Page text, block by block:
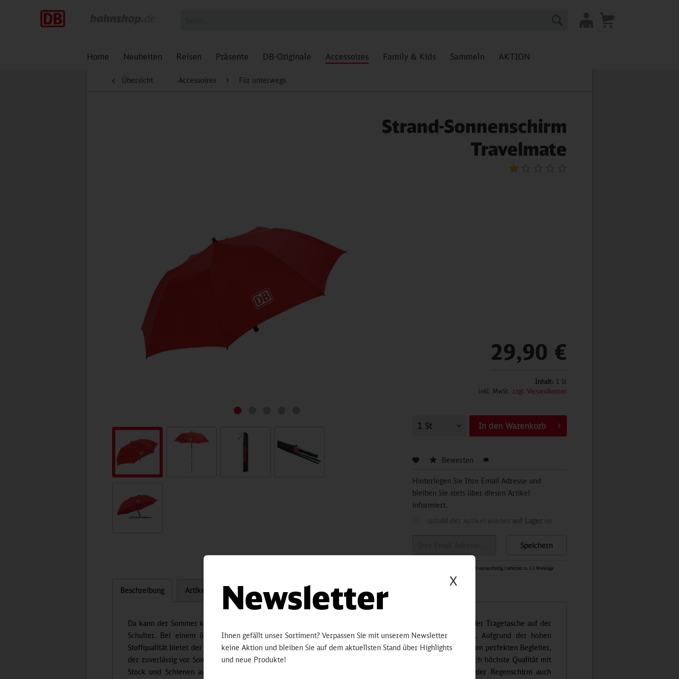
Home Neuheiten Reisen Präsente DB-Originale Accessoires Family & Kids Sammeln AKTION
Übersicht Accessoires Für unterwegs
Strand-Sonnenschirm
Travelmate
29,90 €
Inhalt: 1 St
inkl. MwSt. zzgl. Versandkosten
In den Warenkorb
Bewerten
Hinterlegen Sie Ihre Email Adresse und
bleiben Sie stets über diesen Artikel
informiert.
Speichern
Sofort versandfertig, Lieferzeit ca. 1-3 Werktage
Beschreibung Artikel bewerten
Da kann der Sommer kommen! Der Sonnenschirm ist ideal zum Mitnehmen im Koffer oder bequem mit der Tragetasche auf der
Schulter. Bei einem überraschenden Sommerregen kann er zudem als Regenschirm genutzt werden. Aufgrund der hohen
Stoffqualität bietet der Sonnenschirm einen hohen Lichtschutzfaktor (UPF 50+). Dies macht den Schirm zum perfekten Begleiter,
der zuverlässig vor Sonne oder einem überraschenden Schauer schützt. Der Sonnenschirm überzeugt durch höchste Qualität mit
Stock und Schienen aus stabilem Fiberglas. Aufgrund der Verwendung hochwertiger Materialien hält der Regenschirm auch
X
Newsletter
Ihnen gefällt unser Sortiment? Verpassen Sie mit unserem Newsletter
keine Aktion und bleiben Sie auf dem aktuellsten Stand über Highlights
und neue Produkte!